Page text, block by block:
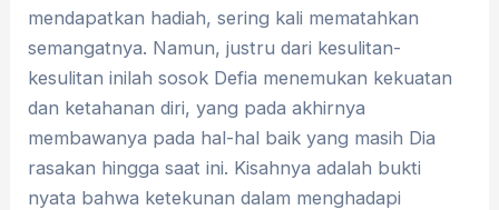
mendapatkan hadiah, sering kali mematahkan
semangatnya. Namun, justru dari kesulitan-
kesulitan inilah sosok Defia menemukan kekuatan
dan ketahanan diri, yang pada akhirnya
membawanya pada hal-hal baik yang masih Dia
rasakan hingga saat ini. Kisahnya adalah bukti
nyata bahwa ketekunan dalam menghadapi